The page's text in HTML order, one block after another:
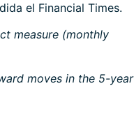
el Financial Times.
measure (monthly
moves in the 5-